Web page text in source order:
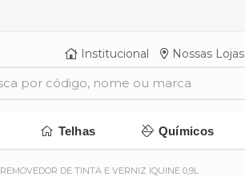
Institucional Nossas Lojas
Telhas Químicos
REMOVEDOR DE TINTA E VERNIZ IQUINE 0,9L